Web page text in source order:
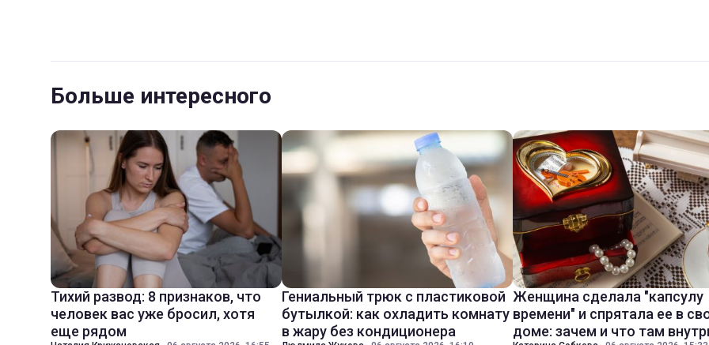
Больше интересного
Тихий развод: 8 признаков, что
человек вас уже бросил, хотя
еще рядом
Гениальный трюк с пластиковой
бутылкой: как охладить комнату
в жару без кондиционера
Женщина сделала "капсулу
времени" и спрятала ее в
доме: зачем и что там